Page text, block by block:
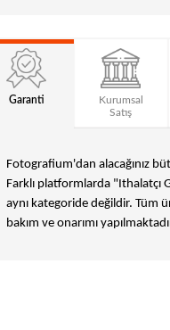
Garanti
Kurumsal
Satış
Fotografium'dan alacağınız
Farklı platformlarda "Ithalatçı
aynı kategoride değildir. Tüm
bakım ve onarımı